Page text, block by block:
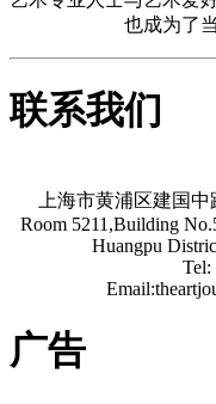
也成为了
联系我们
上海市黄浦区建国
Room 5211,Building
Huangpu
Tel:
广告